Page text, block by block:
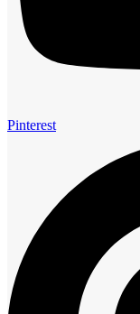
Pinterest